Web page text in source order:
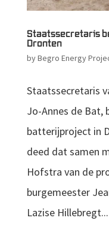
Staatssecretaris
Dronten
byBegro Energy
Staatssecretaris
Jo-Annes de Bat,
batterijproject in
deed dat samen
Hofstra van de
burgemeester
Lazise Hillebregt...